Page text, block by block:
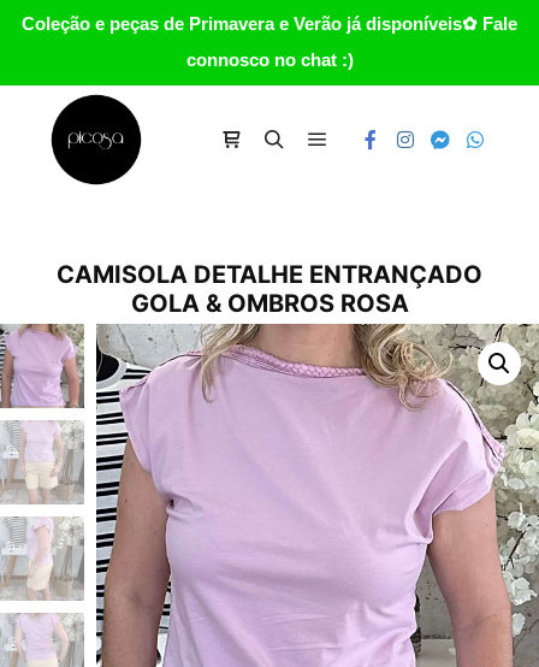
Coleção e peças de Primavera e Verão já disponíveis✿ Fale
connosco no chat :)
CAMISOLA DETALHE ENTRANÇADO
GOLA & OMBROS ROSA